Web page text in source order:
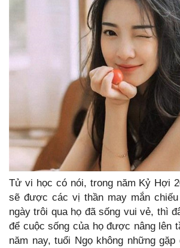
Tử vi học có nói, trong năm Kỷ Hợi
sẽ được các vị thần may mắn
ngày trôi qua họ đã sống vui vẻ, thì
để cuộc sống của họ được nâng lên
năm nay, tuổi Ngọ không những